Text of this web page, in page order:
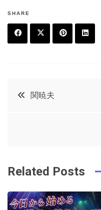
SHARE
k
t
t
投
ビ
ゲ
関暁夫
Related Posts